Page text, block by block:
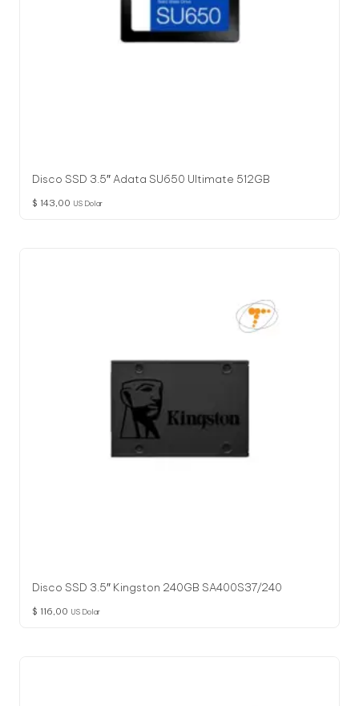
Disco SSD 3.5″ Adata SU650 Ultimate 512GB
$ 143,00 US Dolar
Disco SSD 3.5″ Kingston 240GB SA400S37/240
$ 116,00 US Dolar